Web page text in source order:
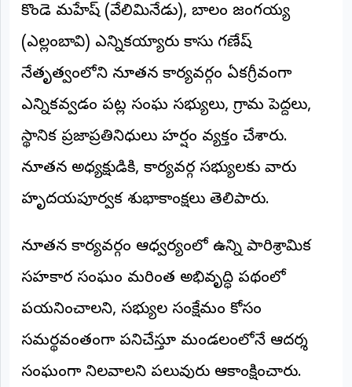
చేరండి
లాగిన్
(Login)
©
2026
NTODAY
NEWS
ప్రతి
క్షణం
పక్షం
కొండె మహేష్ (వేలిమినేడు), బాలం జంగయ్య
(ఎల్లంబావి) ఎన్నికయ్యారు కాసు గణేష్
నేతృత్వంలోని నూతన కార్యవర్గం ఏకగ్రీవంగా
ఎన్నికవ్వడం పట్ల సంఘ సభ్యులు, గ్రామ పెద్దలు,
స్థానిక ప్రజాప్రతినిధులు హర్షం వ్యక్తం చేశారు.
నూతన అధ్యక్షుడికి, కార్యవర్గ సభ్యులకు వారు
హృదయపూర్వక శుభాకాంక్షలు తెలిపారు.
​నూతన కార్యవర్గం ఆధ్వర్యంలో ఉన్ని పారిశ్రామిక
సహకార సంఘం మరింత అభివృద్ధి పథంలో
పయనించాలని, సభ్యుల సంక్షేమం కోసం
సమర్థవంతంగా పనిచేస్తూ మండలంలోనే ఆదర్శ
సంఘంగా నిలవాలని పలువురు ఆకాంక్షించారు.